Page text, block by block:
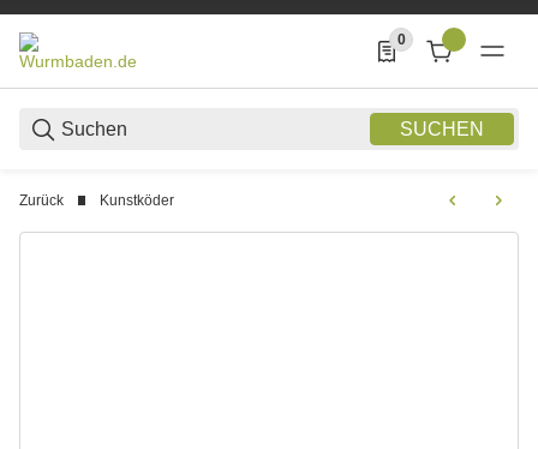
SUCHEN
0
0 Produkte in der
Zurück Kunstköder